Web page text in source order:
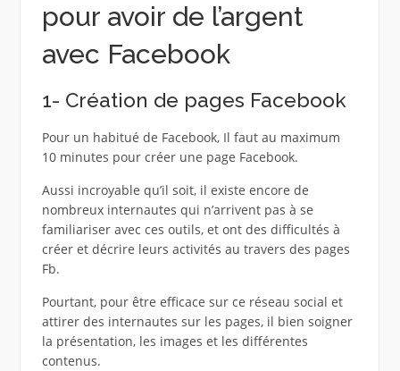
pour avoir de l’argent
avec Facebook
1- Création de pages Facebook
Pour un habitué de Facebook, Il faut au maximum
10 minutes pour créer une page Facebook.
Aussi incroyable qu’il soit, il existe encore de
nombreux internautes qui n’arrivent pas à se
familiariser avec ces outils, et ont des difficultés à
créer et décrire leurs activités au travers des pages
Fb.
Pourtant, pour être efficace sur ce réseau social et
attirer des internautes sur les pages, il bien soigner
la présentation, les images et les différentes
contenus.